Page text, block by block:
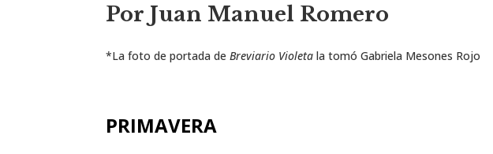
Por Juan Manuel Romero
*La foto de portada deBreviario Violeta la tomó Gabriela Mesones Rojo
PRIMAVERA